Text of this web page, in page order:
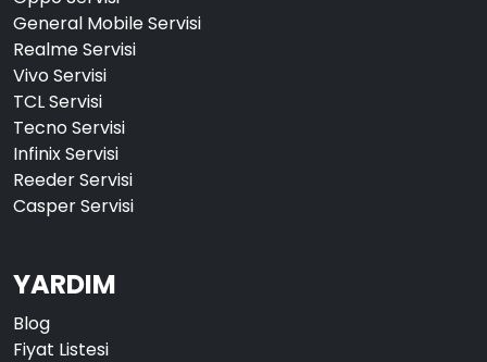
General Mobile Servisi
Realme Servisi
Vivo Servisi
TCL Servisi
Tecno Servisi
Infinix Servisi
Reeder Servisi
Casper Servisi
YARDIM
Blog
Fiyat Listesi